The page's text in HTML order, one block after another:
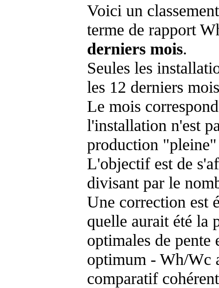
Voici un
terme de rapport
derniers mois.
Seules les
les 12 derniers
Le mois
l'installation n'est
production "pleine"
L'objectif est de
divisant par le
Une correction est
quelle aurait été la
optimales de
optimum - Wh/Wc
comparatif